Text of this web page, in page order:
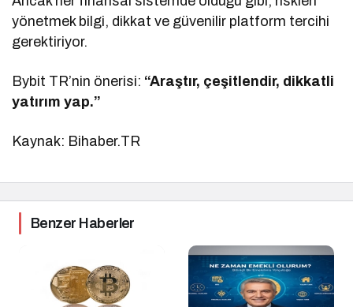
yönetmek bilgi, dikkat ve güvenilir platform tercihi
gerektiriyor.
Bybit TR’nin önerisi: “Araştır, çeşitlendir, dikkatli
yatırım yap.”
Kaynak: Bihaber.TR
Benzer Haberler